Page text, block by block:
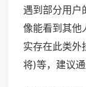
遇到部分用户
像能看到其他
实存在此类外
将)等，建议